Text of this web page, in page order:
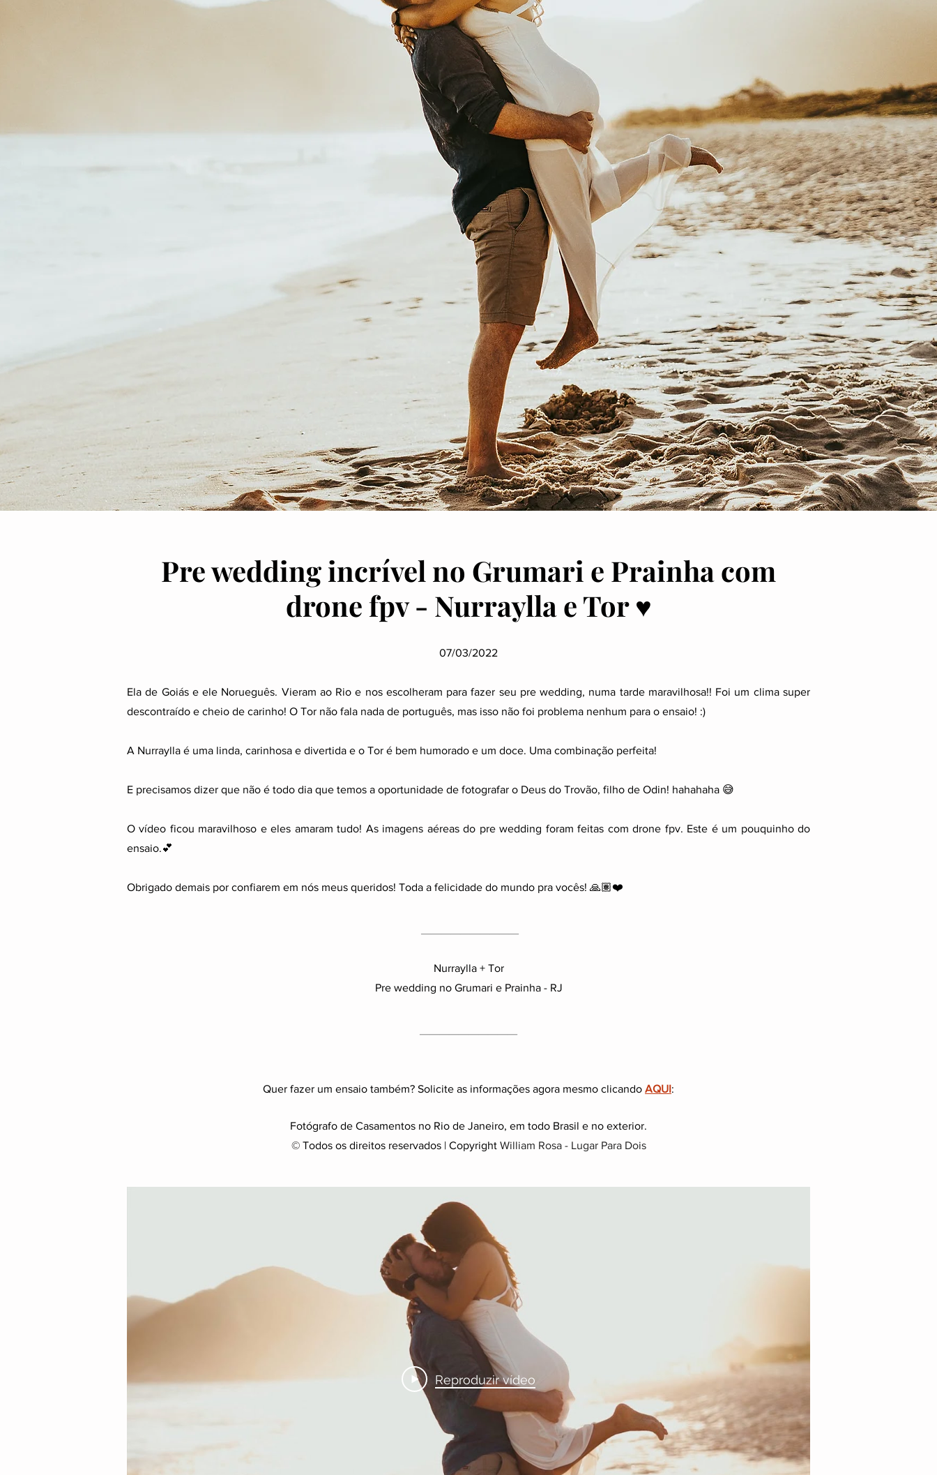
Pre wedding incrível no Grumari e Prainha com
drone fpv - Nurraylla e Tor ♥
07/03/2022
Ela de Goiás e ele Norueguês. Vieram ao Rio e nos escolheram para fazer seu pre wedding, numa tarde maravilhosa!! Foi um clima super
descontraído e cheio de carinho! O Tor não fala nada de português, mas isso não foi problema nenhum para o ensaio! :)
A Nurraylla é uma linda, carinhosa e divertida e o Tor é bem humorado e um doce. Uma combinação perfeita!
E precisamos dizer que não é todo dia que temos a oportunidade de fotografar o Deus do Trovão, filho de Odin! hahahaha 😅
O vídeo ficou maravilhoso e eles amaram tudo! As imagens aéreas do pre wedding foram feitas com drone fpv. Este é um pouquinho do
ensaio.💕
Obrigado demais por confiarem em nós meus queridos! Toda a felicidade do mundo pra vocês! 🙏🏽❤️
Nurraylla + Tor
Pre wedding no Grumari e Prainha - RJ
Quer fazer um ensaio também? Solicite as informações agora mesmo clicando AQUI:
Fotógrafo de Casamentos no Rio de Janeiro, em todo Brasil e no exterior.
© Todos os direitos reservados | CopyrightWilliam Rosa - Lugar Para Dois
Reproduzir vídeo